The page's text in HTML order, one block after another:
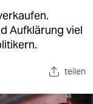
Aufklärung viel
teilen